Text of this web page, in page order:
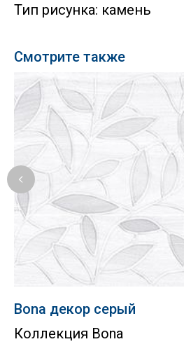
Тип рисунка: камень
Смотрите также
Bona декор серый
Коллекция Bona